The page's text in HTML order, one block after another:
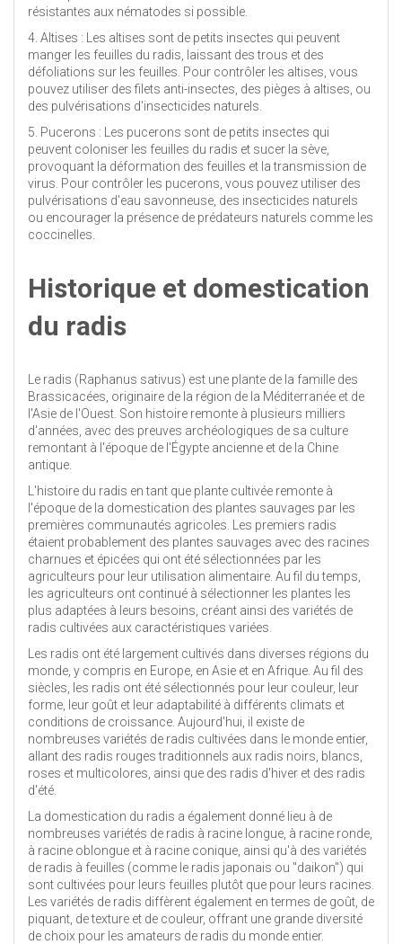
résistantes aux nématodes si possible.
4. Altises : Les altises sont de petits insectes qui peuvent
manger les feuilles du radis, laissant des trous et des
défoliations sur les feuilles. Pour contrôler les altises, vous
pouvez utiliser des filets anti-insectes, des pièges à altises, ou
des pulvérisations d'insecticides naturels.
5. Pucerons : Les pucerons sont de petits insectes qui
peuvent coloniser les feuilles du radis et sucer la sève,
provoquant la déformation des feuilles et la transmission de
virus. Pour contrôler les pucerons, vous pouvez utiliser des
pulvérisations d'eau savonneuse, des insecticides naturels
ou encourager la présence de prédateurs naturels comme les
coccinelles.
Historique et domestication
du radis
Le radis (Raphanus sativus) est une plante de la famille des
Brassicacées, originaire de la région de la Méditerranée et de
l'Asie de l'Ouest. Son histoire remonte à plusieurs milliers
d'années, avec des preuves archéologiques de sa culture
remontant à l'époque de l'Égypte ancienne et de la Chine
antique.
L'histoire du radis en tant que plante cultivée remonte à
l'époque de la domestication des plantes sauvages par les
premières communautés agricoles. Les premiers radis
étaient probablement des plantes sauvages avec des racines
charnues et épicées qui ont été sélectionnées par les
agriculteurs pour leur utilisation alimentaire. Au fil du temps,
les agriculteurs ont continué à sélectionner les plantes les
plus adaptées à leurs besoins, créant ainsi des variétés de
radis cultivées aux caractéristiques variées.
Les radis ont été largement cultivés dans diverses régions du
monde, y compris en Europe, en Asie et en Afrique. Au fil des
siècles, les radis ont été sélectionnés pour leur couleur, leur
forme, leur goût et leur adaptabilité à différents climats et
conditions de croissance. Aujourd'hui, il existe de
nombreuses variétés de radis cultivées dans le monde entier,
allant des radis rouges traditionnels aux radis noirs, blancs,
roses et multicolores, ainsi que des radis d'hiver et des radis
d'été.
La domestication du radis a également donné lieu à de
nombreuses variétés de radis à racine longue, à racine ronde,
à racine oblongue et à racine conique, ainsi qu'à des variétés
de radis à feuilles (comme le radis japonais ou "daikon") qui
sont cultivées pour leurs feuilles plutôt que pour leurs racines.
Les variétés de radis diffèrent également en termes de goût, de
piquant, de texture et de couleur, offrant une grande diversité
de choix pour les amateurs de radis du monde entier.